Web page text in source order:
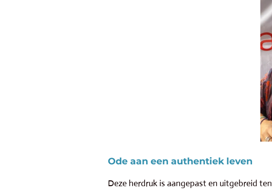
Ode aan een authentiek leven
Deze herdruk is aangepast en uitgebreid